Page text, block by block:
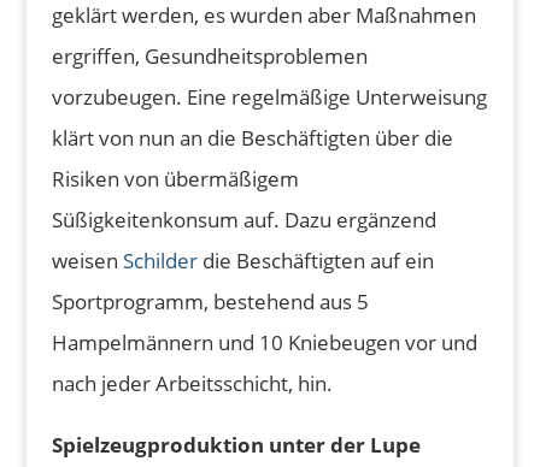
geklärt werden, es wurden aber Maßnahmen
ergriffen, Gesundheitsproblemen
vorzubeugen. Eine regelmäßige Unterweisung
klärt von nun an die Beschäftigten über die
Risiken von übermäßigem
Süßigkeitenkonsum auf. Dazu ergänzend
weisen Schilderdie Beschäftigten auf ein
Sportprogramm, bestehend aus 5
Hampelmännern und 10 Kniebeugen vor und
nach jeder Arbeitsschicht, hin.
Spielzeugproduktion unter der Lupe